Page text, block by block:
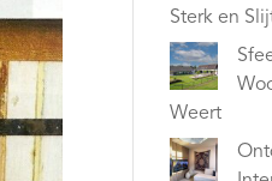
Sterk en
Weert